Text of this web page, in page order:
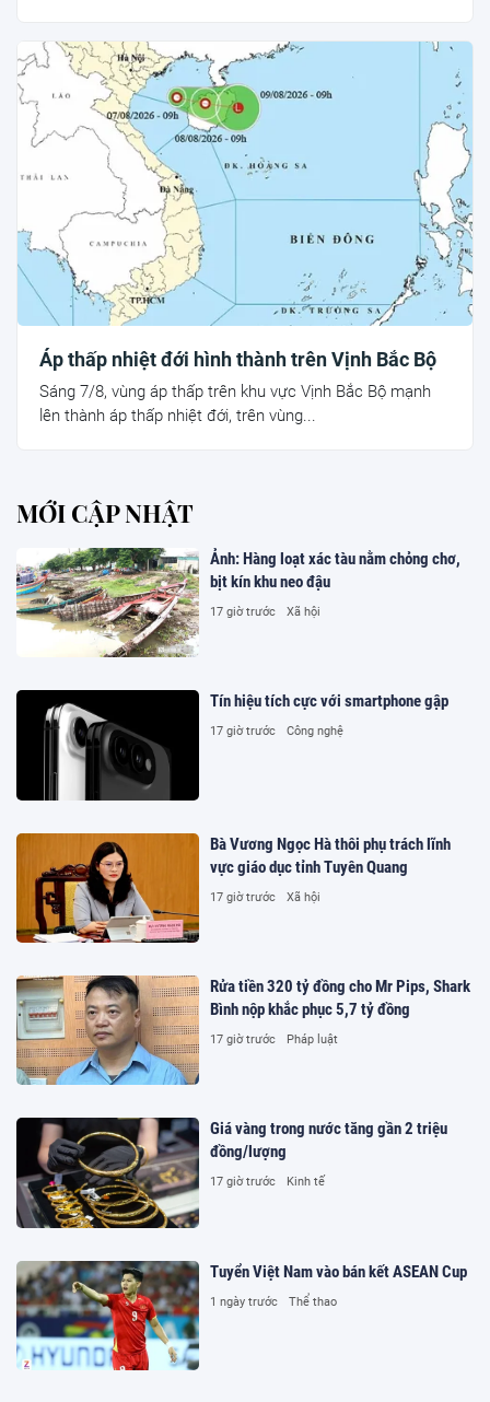
Áp thấp nhiệt đới hình thành trên Vịnh Bắc Bộ
Sáng 7/8, vùng áp thấp trên khu vực Vịnh Bắc Bộ mạnh
lên thành áp thấp nhiệt đới, trên vùng...
MỚI CẬP NHẬT
Ảnh: Hàng loạt xác tàu nằm chỏng chơ,
bịt kín khu neo đậu
17 giờ trước Xã hội
Tín hiệu tích cực với smartphone gập
17 giờ trước Công nghệ
Bà Vương Ngọc Hà thôi phụ trách lĩnh
vực giáo dục tỉnh Tuyên Quang
17 giờ trước Xã hội
Rửa tiền 320 tỷ đồng cho Mr Pips, Shark
Bình nộp khắc phục 5,7 tỷ đồng
17 giờ trước Pháp luật
Giá vàng trong nước tăng gần 2 triệu
đồng/lượng
17 giờ trước Kinh tế
Tuyển Việt Nam vào bán kết ASEAN Cup
1 ngày trước Thể thao